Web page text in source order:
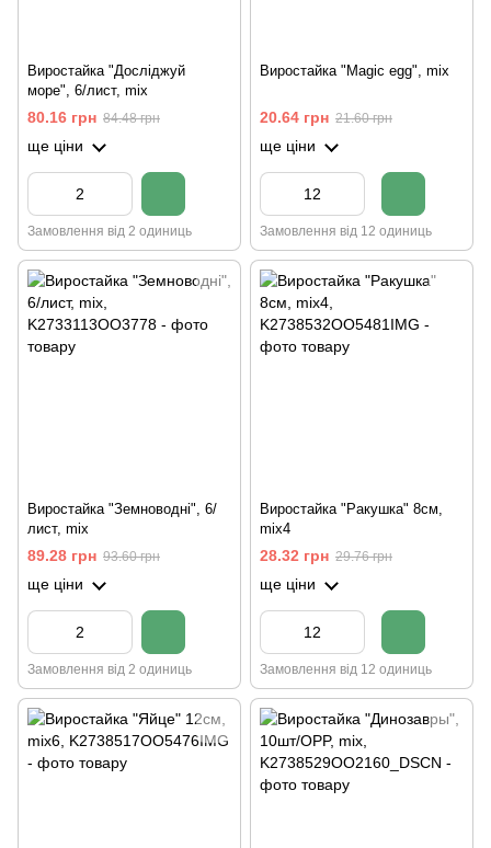
Виростайка "Досліджуй
море", 6/лист, mix
80.16 грн 84.48 грн
ще ціни
Замовлення від 2 одиниць
Виростайка "Magic egg", mix
20.64 грн 21.60 грн
ще ціни
Замовлення від 12 одиниць
Виростайка "Земноводні", 6/
лист, mix
89.28 грн 93.60 грн
ще ціни
Замовлення від 2 одиниць
Виростайка "Ракушка" 8см,
mix4
28.32 грн 29.76 грн
ще ціни
Замовлення від 12 одиниць